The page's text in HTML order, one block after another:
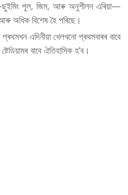
পুল, জিম, আৰু অনুশীলন এৰিয়া—
অধিক বিশেষ হৈ পৰিছে।
এদিনীয়া খেলখনো প্ৰথমবাৰৰ বাবে
বাবে ঐতিহাসিক হ’ব।